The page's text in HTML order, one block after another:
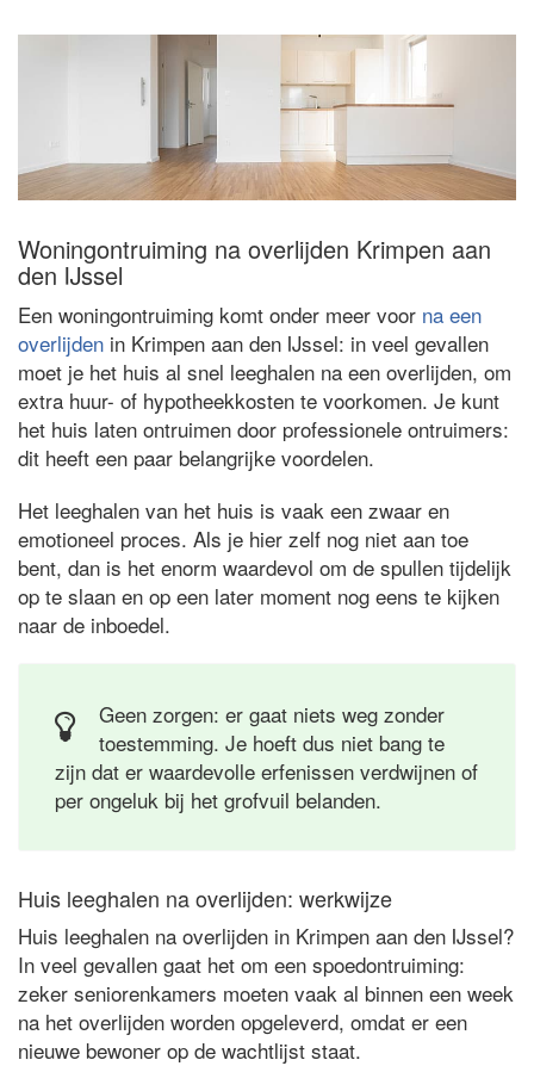
Woningontruiming na overlijden Krimpen aan
den IJssel
Een woningontruiming komt onder meer voor na een
overlijden in Krimpen aan den IJssel: in veel gevallen
moet je het huis al snel leeghalen na een overlijden, om
extra huur- of hypotheekkosten te voorkomen. Je kunt
het huis laten ontruimen door professionele ontruimers:
dit heeft een paar belangrijke voordelen.
Het leeghalen van het huis is vaak een zwaar en
emotioneel proces. Als je hier zelf nog niet aan toe
bent, dan is het enorm waardevol om de spullen tijdelijk
op te slaan en op een later moment nog eens te kijken
naar de inboedel.
Geen zorgen: er gaat niets weg zonder
toestemming. Je hoeft dus niet bang te
zijn dat er waardevolle erfenissen verdwijnen of
per ongeluk bij het grofvuil belanden.
Huis leeghalen na overlijden: werkwijze
Huis leeghalen na overlijden in Krimpen aan den IJssel?
In veel gevallen gaat het om een spoedontruiming:
zeker seniorenkamers moeten vaak al binnen een week
na het overlijden worden opgeleverd, omdat er een
nieuwe bewoner op de wachtlijst staat.